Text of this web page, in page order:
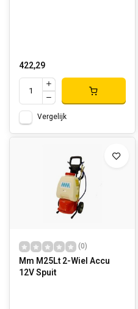
422,29
Vergelijk
(0)
Mm M25Lt 2-Wiel Accu
12V Spuit